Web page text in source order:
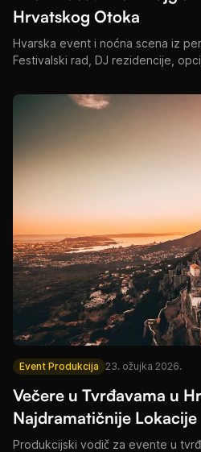
Hrvatskog Otoka
Hvarska event i noćna scena iz
Festivalski rad, DJ rezidencije,
Event Produkcija 23. ožujka 2026.
Večere u Tvrđavama u
Najdramatičnije Lokacije
Produkcijski vodič za evente u